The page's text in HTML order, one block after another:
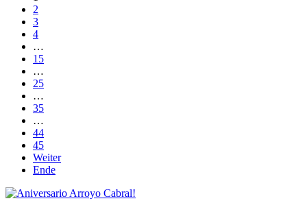
2
3
4
…
15
…
25
…
35
…
44
45
Weiter
Ende